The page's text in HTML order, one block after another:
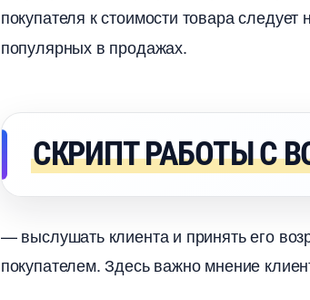
покупателя к стоимости товара
популярных в продажах.
СКРИПТ РАБОТЫ С
— выслушать клиента и принять его
покупателем. Здесь важно мнение